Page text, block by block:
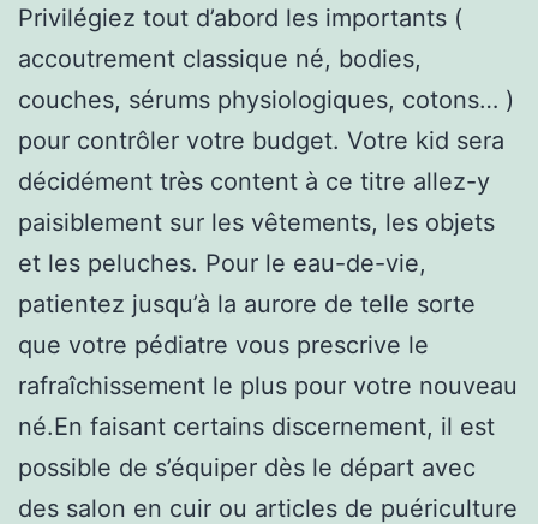
Privilégiez tout d’abord les importants (
accoutrement classique né, bodies,
couches, sérums physiologiques, cotons… )
pour contrôler votre budget. Votre kid sera
décidément très content à ce titre allez-y
paisiblement sur les vêtements, les objets
et les peluches. Pour le eau-de-vie,
patientez jusqu’à la aurore de telle sorte
que votre pédiatre vous prescrive le
rafraîchissement le plus pour votre nouveau
né.En faisant certains discernement, il est
possible de s’équiper dès le départ avec
des salon en cuir ou articles de puériculture